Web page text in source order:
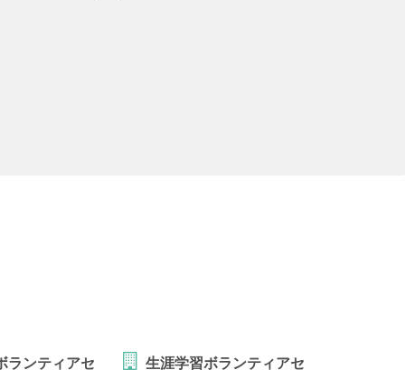
ランティアセ 生涯学習ボランティアセ